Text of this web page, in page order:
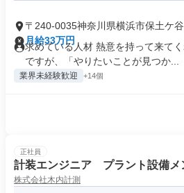
〒240-0035神奈川県横浜市保土ケ谷
町
月給33万円
求めている人材 熱意を持って来て
ですが、「やりたいことが見つか...
業界未経験歓迎 +14個
正社員
計装エンジニア プラント設備メ
株式会社木内計測